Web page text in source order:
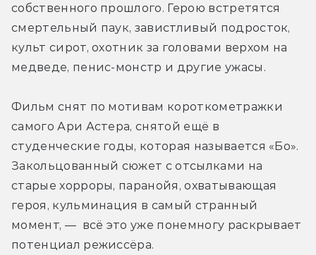
собственного прошлого. Герою встретятся
смертельный паук, завистливый подросток,
культ сирот, охотник за головами верхом на
медведе, пенис-монстр и другие ужасы.
Фильм снят по мотивам короткометражки
самого Ари Астера, снятой ещё в
студенческие годы, которая называется «Бо».
Закольцованный сюжет с отсылками на
старые хорроры, паранойя, охватывающая
героя, кульминация в самый странный
момент, —  всё это уже понемногу раскрывает
потенциал режиссёра.